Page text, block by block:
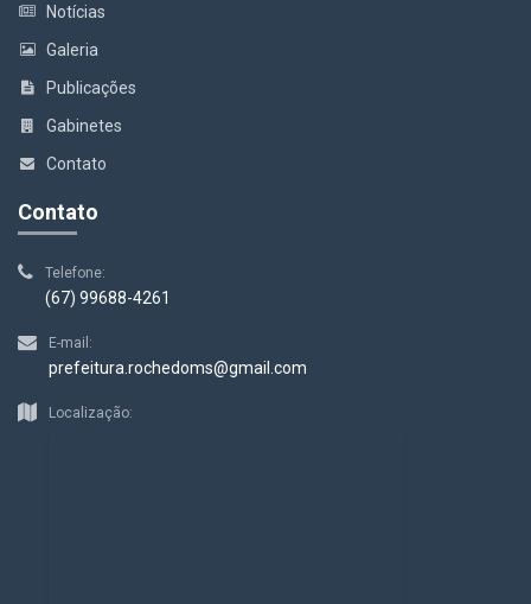
Notícias
Galeria
Publicações
Gabinetes
Contato
Contato
Telefone:
(67) 99688-4261
E-mail:
prefeitura.rochedoms@gmail.com
Localização: